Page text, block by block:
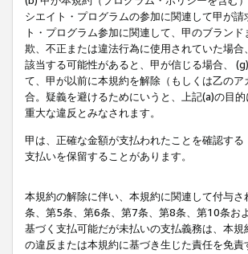
シエイト・プログラムの参加に関連して甲が
ト・プログラム参加に関連して、甲のブラン
欺、不正または違法行為に使用されていた場
該当する可能性があると、甲が信じる場合、
て、甲が以前に本規約を解除（もしくは乙の
合。疑義を避けるためにいうと、上記(a)の目
重大な違反とみなされます。
甲は、正確な金額が支払われたことを確認す
支払いを保留することがあります。
本規約の解除に伴い、本規約に関連して付与
条、第5条、第6条、第7条、第8条、第10条お
基づく支払可能だが未払いの支払義務は、本
の違反または本規約に基づき生じた責任を免